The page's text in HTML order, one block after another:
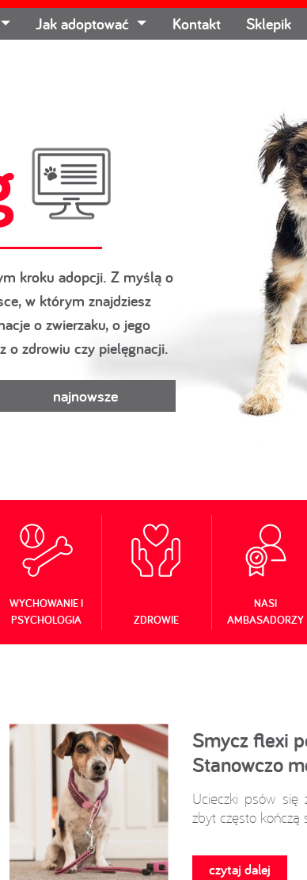
Jak adoptować Kontakt Sklepik
kroku adopcji. Z myślą o
w którym znajdziesz
o zwierzaku, o jego
o zdrowiu czy pielęgnacji.
najnowsze
WYCHOWANIE I
PSYCHOLOGIA
ZDROWIE
NASI
AMBASADORZY
Smycz flexi
Stanowczo
Ucieczki psów się
zbyt często kończą
czytaj dalej